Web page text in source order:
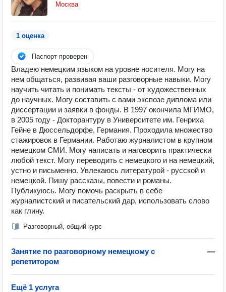
Москва
1 оценка
Паспорт проверен
Владею немецким языком на уровне носителя. Могу на
нем общаться, развивая ваши разговорные навыки. Могу
научить читать и понимать тексты - от художественных
до научных. Могу составить с вами экспозе диплома или
диссертации и заявки в фонды. В 1997 окончила МГИМО,
в 2005 году - Докторантуру в Университете им. Генриха
Гейне в Дюссельдорфе, Германия. Проходила множество
стажировок в Германии. Работаю журналистом в крупном
немецком СМИ. Могу написать и наговорить практически
любой текст. Могу переводить с немецкого и на немецкий,
устно и письменно. Увлекаюсь литературой - русской и
немецкой. Пишу рассказы, повести и романы.
Публикуюсь. Могу помочь раскрыть в себе
журналистский и писательский дар, использовать слово
как глину.
Разговорный, общий курс
Занятие по разговорному немецкому с
репетитором
—
Ещё 1 услуга